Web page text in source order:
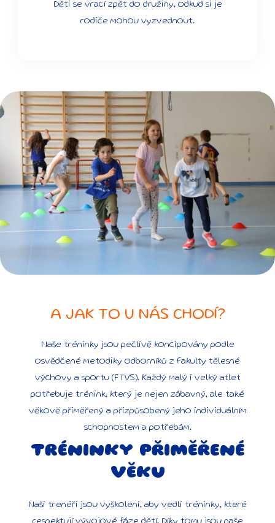
Děti se vrací zpět do družiny, odkud si je
rodiče mohou vyzvednout.
A JAK TO U NÁS CHODÍ?
Naše tréninky jsou pečlivě koncipovány podle
osvědčené metodiky odborníků z Fakulty tělesné
výchovy a sportu (FTVS). Každý malý i velký atlet
potřebuje trénink, který je nejen zábavný, ale také
věkově přiměřený a přizpůsobený jeho individuálním
schopnostem a potřebám.
TRÉNINKY PŘIMĚŘENÉ
VĚKU
Naši trenéři jsou vyškoleni, aby vedli tréninky, které